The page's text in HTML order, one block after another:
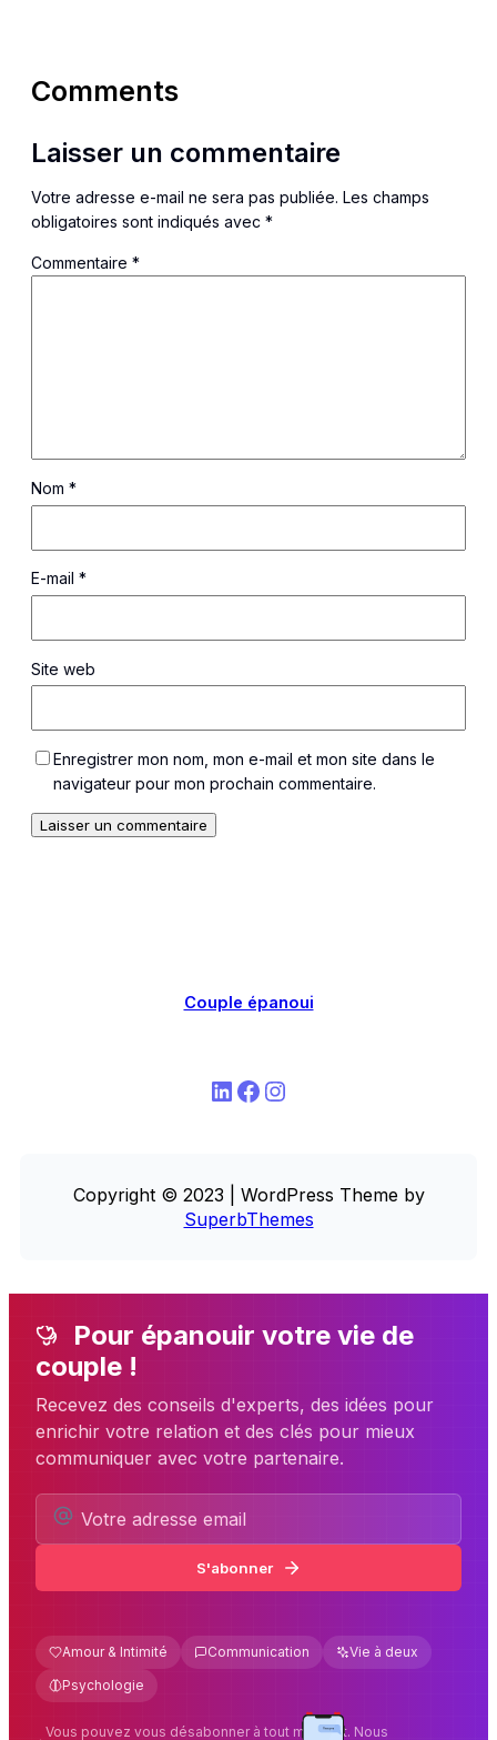
Comments
Laisser un commentaire
Votre adresse e-mail ne sera pas publiée. Les champs
obligatoires sont indiqués avec *
Commentaire *
Nom *
E-mail *
Site web
Enregistrer mon nom, mon e-mail et mon site dans le
navigateur pour mon prochain commentaire.
Couple épanoui
LinkedIn Facebook Instagram
Copyright © 2023 | WordPress Theme by
SuperbThemes
Pour épanouir votre vie de
couple !
Recevez des conseils d'experts, des idées pour
enrichir votre relation et des clés pour mieux
communiquer avec votre partenaire.
S'abonner
Amour & Intimité Communication
Vie à deux
Psychologie
Vous pouvez vous désabonner à tout moment. Nous